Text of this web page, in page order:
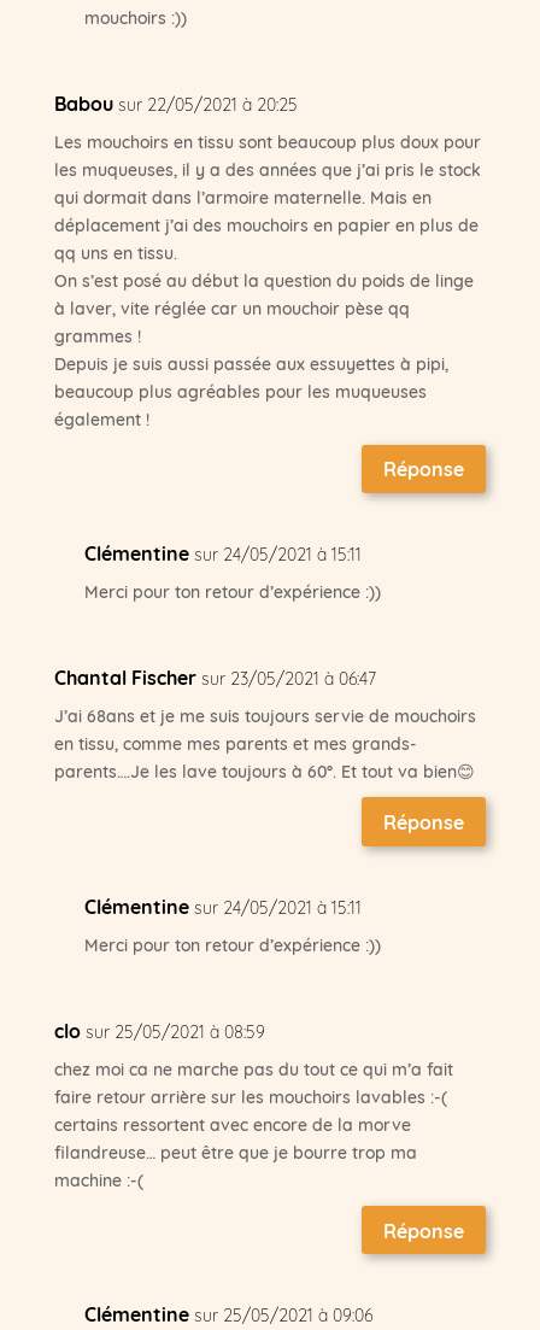
mouchoirs :))
Babou sur 22/05/2021 à 20:25
Les mouchoirs en tissu sont beaucoup plus doux pour
les muqueuses, il y a des années que j’ai pris le stock
qui dormait dans l’armoire maternelle. Mais en
déplacement j’ai des mouchoirs en papier en plus de
qq uns en tissu.
On s’est posé au début la question du poids de linge
à laver, vite réglée car un mouchoir pèse qq
grammes !
Depuis je suis aussi passée aux essuyettes à pipi,
beaucoup plus agréables pour les muqueuses
également !
Réponse
Clémentine sur 24/05/2021 à 15:11
Merci pour ton retour d’expérience :))
Chantal Fischer sur 23/05/2021 à 06:47
J’ai 68ans et je me suis toujours servie de mouchoirs
en tissu, comme mes parents et mes grands-
parents….Je les lave toujours à 60°. Et tout va bien😊
Réponse
Clémentine sur 24/05/2021 à 15:11
Merci pour ton retour d’expérience :))
clo sur 25/05/2021 à 08:59
chez moi ca ne marche pas du tout ce qui m’a fait
faire retour arrière sur les mouchoirs lavables :-(
certains ressortent avec encore de la morve
filandreuse… peut être que je bourre trop ma
machine :-(
Réponse
Clémentine sur 25/05/2021 à 09:06